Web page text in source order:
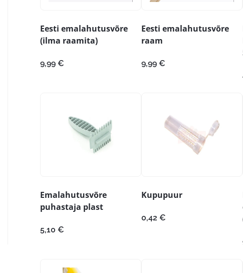
Eesti emalahutusvõre
(ilma raamita)
9,99 €
Eesti emalahutusvõre
raam
9,99 €
Emalahutusvõre
puhastaja plast
5,10 €
Kupupuur
0,42 €